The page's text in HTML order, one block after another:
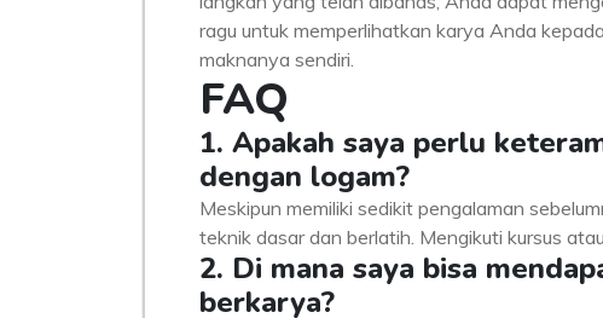
ragu untuk memperlihatkan karya Anda
maknanya sendiri.
FAQ
1. Apakah saya perlu
dengan logam?
Meskipun memiliki sedikit pengalaman
teknik dasar dan berlatih. Mengikuti kursus
2. Di mana saya bisa
berkarya?